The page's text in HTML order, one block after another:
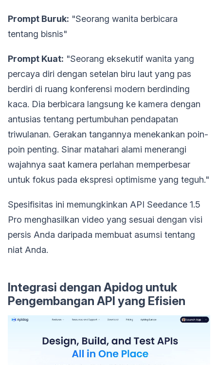
Prompt Buruk: "Seorang wanita berbicara
tentang bisnis"
Prompt Kuat: "Seorang eksekutif wanita yang
percaya diri dengan setelan biru laut yang pas
berdiri di ruang konferensi modern berdinding
kaca. Dia berbicara langsung ke kamera dengan
antusias tentang pertumbuhan pendapatan
triwulanan. Gerakan tangannya menekankan poin-
poin penting. Sinar matahari alami menerangi
wajahnya saat kamera perlahan memperbesar
untuk fokus pada ekspresi optimisme yang teguh."
Spesifisitas ini memungkinkan API Seedance 1.5
Pro menghasilkan video yang sesuai dengan visi
persis Anda daripada membuat asumsi tentang
niat Anda.
Integrasi dengan Apidog untuk
Pengembangan API yang Efisien